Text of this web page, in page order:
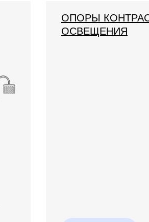
ОПОРЫ
ОСВЕЩЕНИЯ